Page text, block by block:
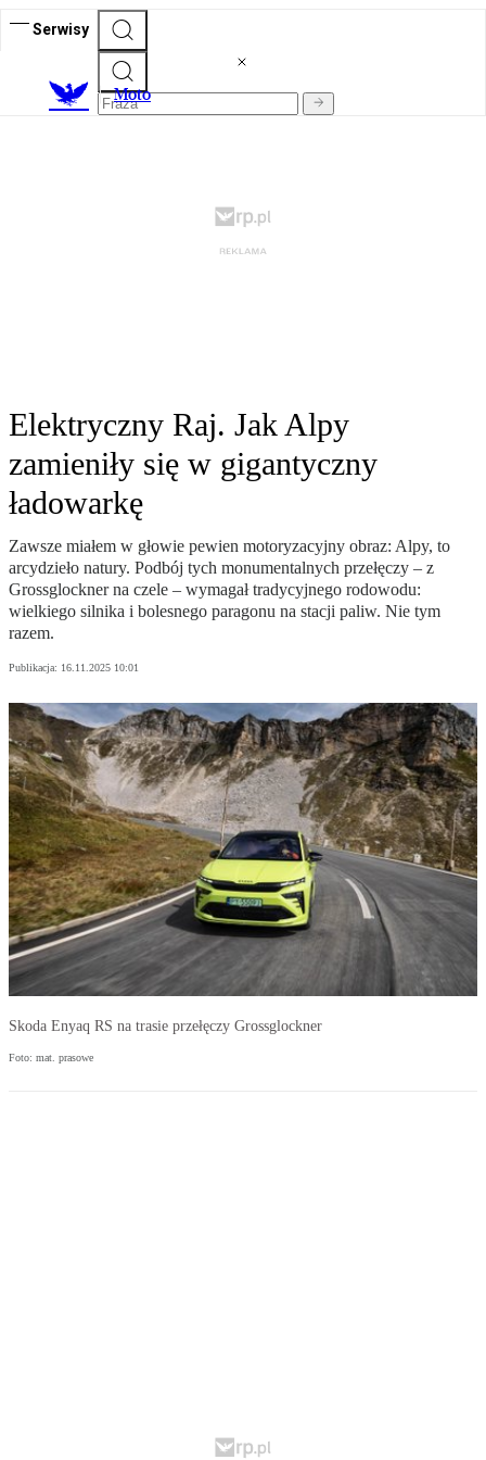
Serwisy
Moto
Elektryczny Raj. Jak Alpy
zamieniły się w gigantyczny
ładowarkę
Zawsze miałem w głowie pewien motoryzacyjny obraz: Alpy, to
arcydzieło natury. Podbój tych monumentalnych przełęczy – z
Grossglockner na czele – wymagał tradycyjnego rodowodu:
wielkiego silnika i bolesnego paragonu na stacji paliw. Nie tym
razem.
Publikacja: 16.11.2025 10:01
Skoda Enyaq RS na trasie przełęczy Grossglockner
Foto: mat. prasowe